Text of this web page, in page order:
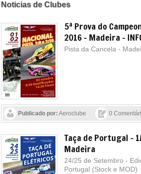
Noticias de Clubes
5ª Prova do
2016 - Madeira -
Pista da Cancela -
Publicado por: Aeroclube 0
Taça de Portugal -
Madeira
24/25 de Setembro -
Portugal (Stock e MOD)